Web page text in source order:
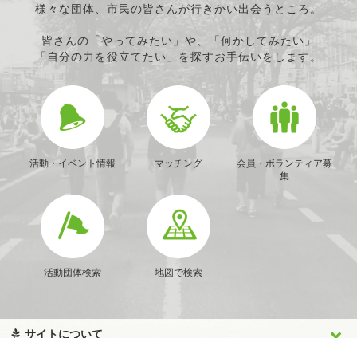
様々な団体、市民の皆さんが行きかい出会うところ。
皆さんの「やってみたい」や、「何かしてみたい」
「自分の力を役立てたい」を探すお手伝いをします。
活動・イベント情報 マッチング
会員・ボランティア募
集
活動団体検索 地図で検索
サイトについて